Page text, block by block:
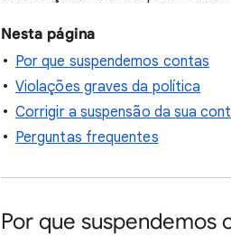
Nesta página
Por que suspendemos contas
Violações graves da política
Corrigir a suspensão da sua
Perguntas frequentes
Por que suspendemos